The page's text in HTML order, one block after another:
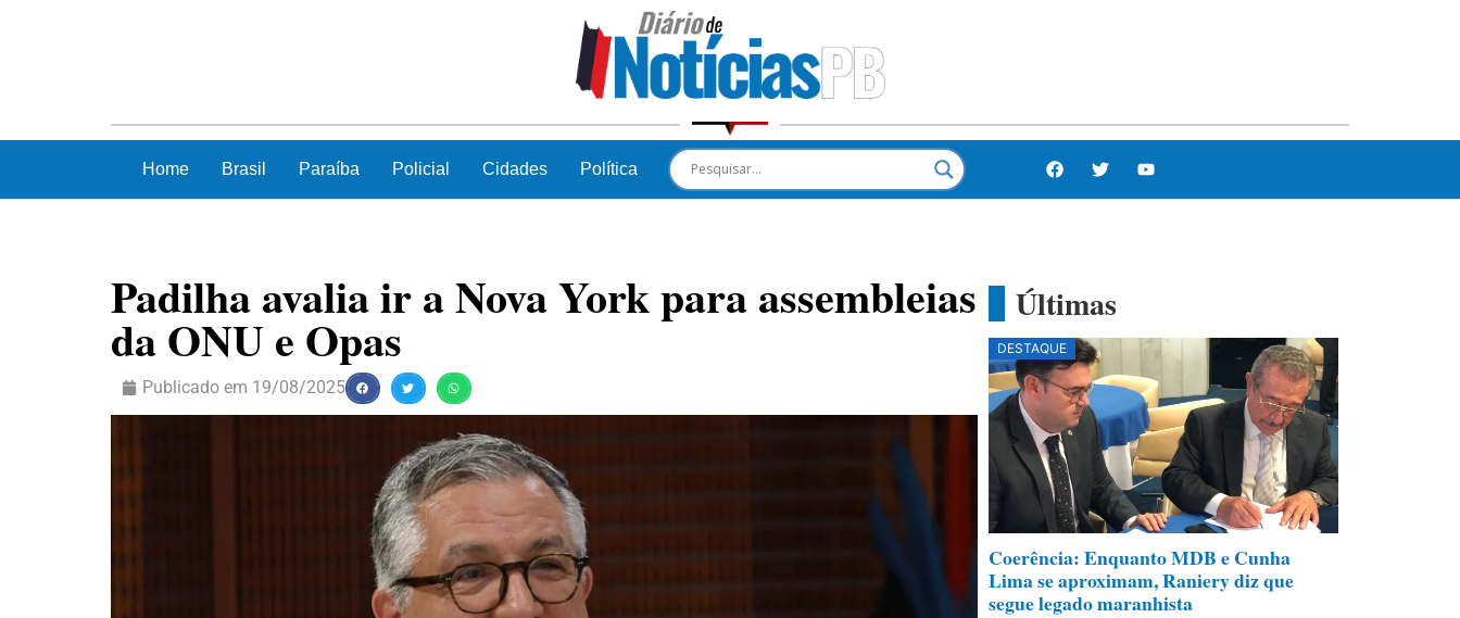
Home Brasil Paraíba Policial Cidades Política
Padilha avalia ir a Nova York para assembleias
da ONU e Opas
Publicado em 19/08/2025
Últimas
DESTAQUE
Coerência: Enquanto MDB e Cunha
Lima se aproximam, Raniery diz que
segue legado maranhista